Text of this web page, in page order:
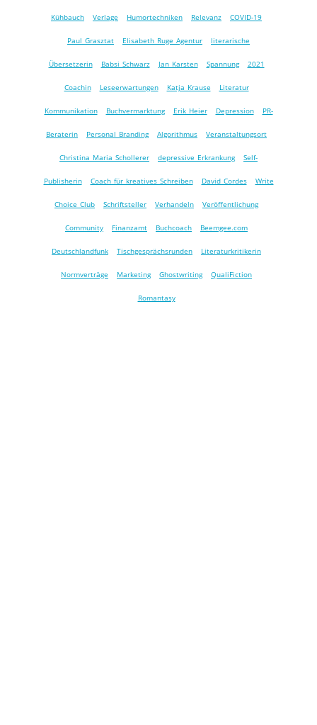
Kühbauch Verlage Humortechniken Relevanz COVID-19
Paul Grasztat Elisabeth Ruge Agentur literarische
Übersetzerin Babsi Schwarz Jan Karsten Spannung 2021
Coachin Leseerwartungen Katja Krause Literatur
Kommunikation Buchvermarktung Erik Heier Depression PR-
Beraterin Personal Branding Algorithmus Veranstaltungsort
Christina Maria Schollerer depressive Erkrankung Self-
Publisherin Coach für kreatives Schreiben David Cordes Write
Choice Club Schriftsteller Verhandeln Veröffentlichung
Community Finanzamt Buchcoach Beemgee.com
Deutschlandfunk Tischgesprächsrunden Literaturkritikerin
Normverträge Marketing Ghostwriting QualiFiction
Romantasy